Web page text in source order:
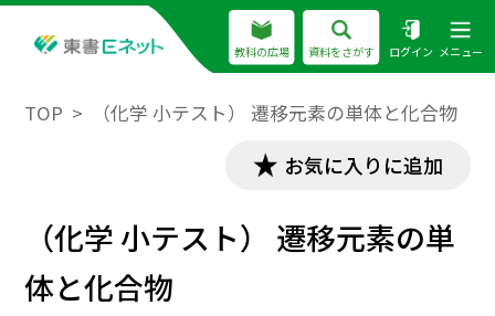
教科の広場 資料をさがす ログイン メニュー
TOP （化学 小テスト） 遷移元素の単体と化合物
お気に入りに追加
（化学 小テスト） 遷移元素の単
体と化合物